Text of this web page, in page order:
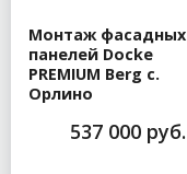
Монтаж фасадных
панелей Docke
PREMIUM Berg с.
Орлино
537 000 руб.